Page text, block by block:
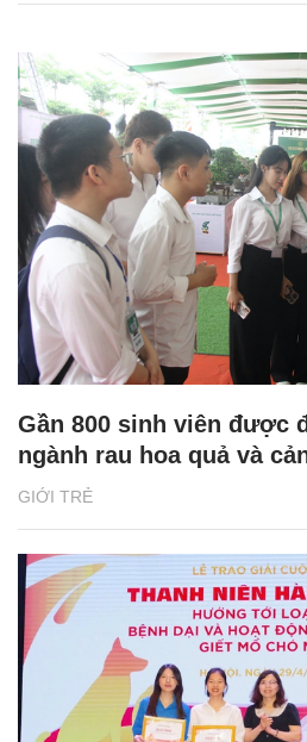
GIỚI TRẺ
Gần 800 sinh viên được
ngành rau hoa quả và